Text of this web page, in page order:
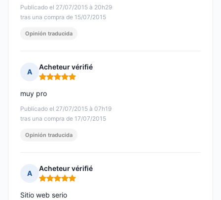
Publicado el 27/07/2015 à 20h29
tras una compra de 15/07/2015
Opinión traducida
A
Acheteur vérifié
Nota: 5 de 5
Publicado el 27/07/2015 à 07h19
tras una compra de 17/07/2015
muy pro
Opinión traducida
A
Acheteur vérifié
Nota: 5 de 5
Sitio web serio